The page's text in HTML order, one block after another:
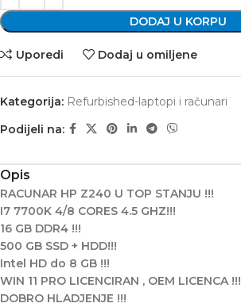
DODAJ U KORPU
Uporedi Dodaj u omiljene
Kategorija: Refurbished-laptopi i računari
Podijeli na:
Opis
RACUNAR HP Z240 U TOP STANJU !!!
I7 7700K 4/8 CORES 4.5 GHZ!!!
16 GB DDR4 !!!
500 GB SSD + HDD!!!
Intel HD do 8 GB !!!
WIN 11 PRO LICENCIRAN , OEM LICENCA !!!
DOBRO HLADJENJE !!!